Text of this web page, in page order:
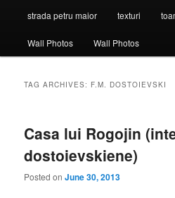
strada petru maior texturi
Wall Photos Wall Photos
TAG ARCHIVES: F.M. DOSTOIEVSKI
Casa lui Rogojin
dostoievskiene)
Posted onJune 30, 2013